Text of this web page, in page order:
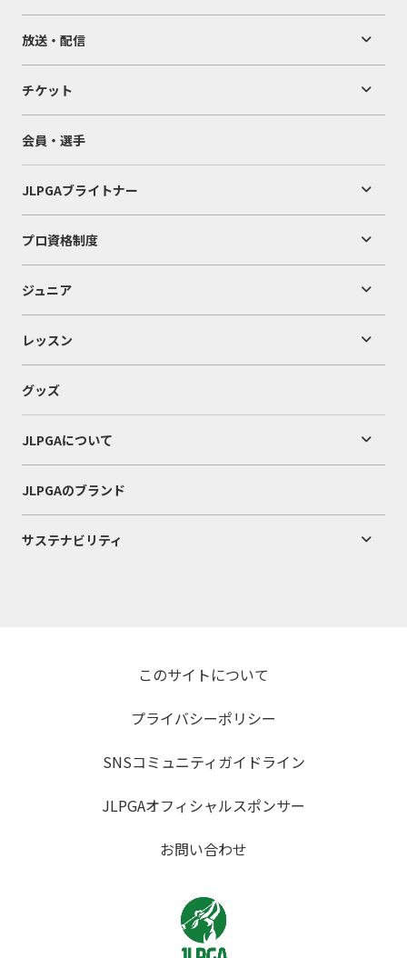
放送・配信
チケット
会員・選手
JLPGAブライトナー
プロ資格制度
ジュニア
レッスン
グッズ
JLPGAについて
JLPGAのブランド
サステナビリティ
このサイトについて
プライバシーポリシー
SNSコミュニティガイドライン
JLPGAオフィシャルスポンサー
お問い合わせ